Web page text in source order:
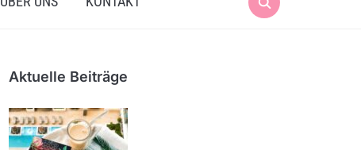
for:
Aktuelle Beiträge